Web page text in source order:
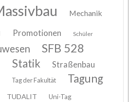
Mechanik
Promotionen Schüler
SFB 528
Statik Straßenbau
Tag der Fakultät Tagung
TUDALIT Uni-Tag